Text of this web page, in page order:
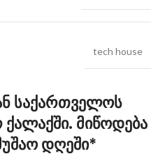
tech house
საქართველოს
ქალაქში. მიწოდება
დღეში*